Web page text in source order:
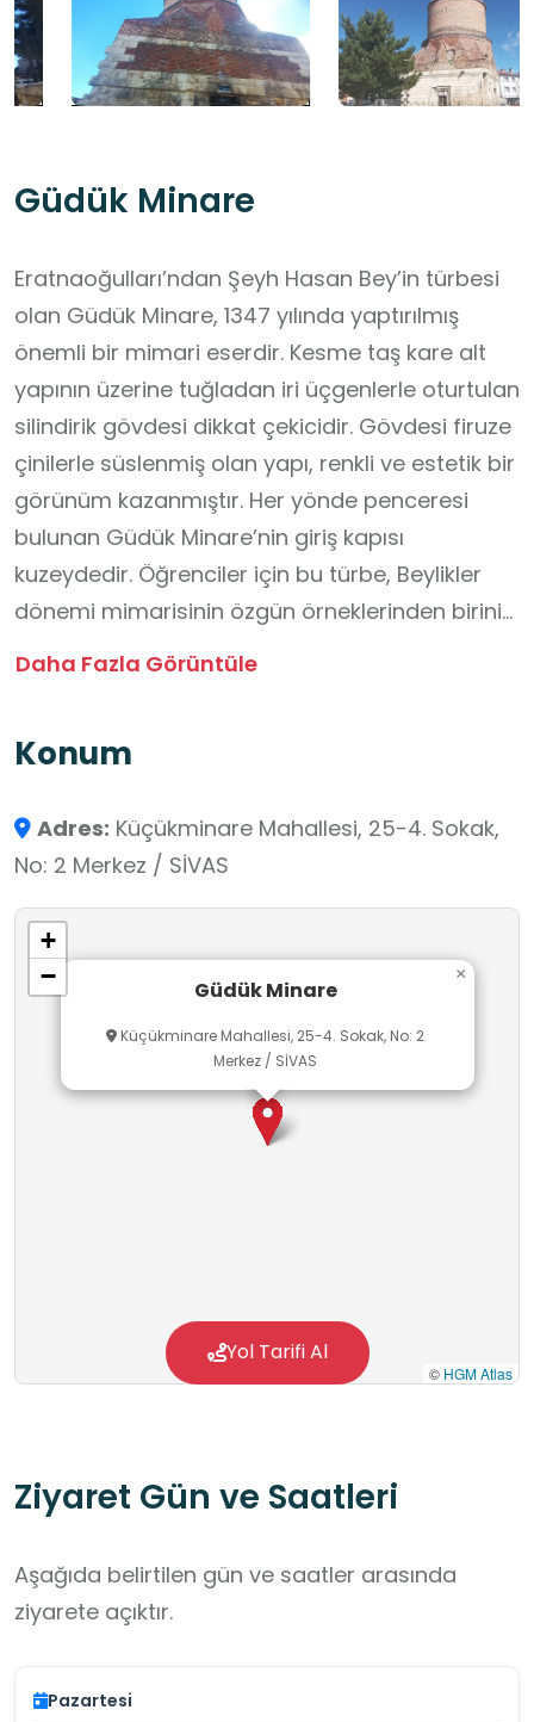
Güdük Minare
Eratnaoğulları’ndan Şeyh Hasan Bey’in türbesi
olan Güdük Minare, 1347 yılında yaptırılmış
önemli bir mimari eserdir. Kesme taş kare alt
yapının üzerine tuğladan iri üçgenlerle oturtulan
silindirik gövdesi dikkat çekicidir. Gövdesi firuze
çinilerle süslenmiş olan yapı, renkli ve estetik bir
görünüm kazanmıştır. Her yönde penceresi
bulunan Güdük Minare’nin giriş kapısı
kuzeydedir. Öğrenciler için bu türbe, Beylikler
dönemi mimarisinin özgün örneklerinden birini
yerinde görme ve yerel tarih bilinci kazanma
Daha Fazla Görüntüle
Konum
Adres: Küçükminare Mahallesi, 25-4. Sokak,
No: 2 Merkez / SİVAS
Güdük Minare
Küçükminare Mahallesi, 25-4. Sokak, No: 2
Merkez / SİVAS
×
+
−
© HGM Atlas
Yol Tarifi Al
Ziyaret Gün ve Saatleri
Aşağıda belirtilen gün ve saatler arasında
ziyarete açıktır.
Pazartesi